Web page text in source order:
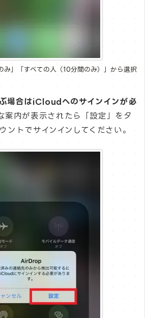
み」「すべての人（10分間のみ）」から選択
場合はiCloudへのサインインが必
案内が表示されたら「設定」をタ
ントでサインインしてください。